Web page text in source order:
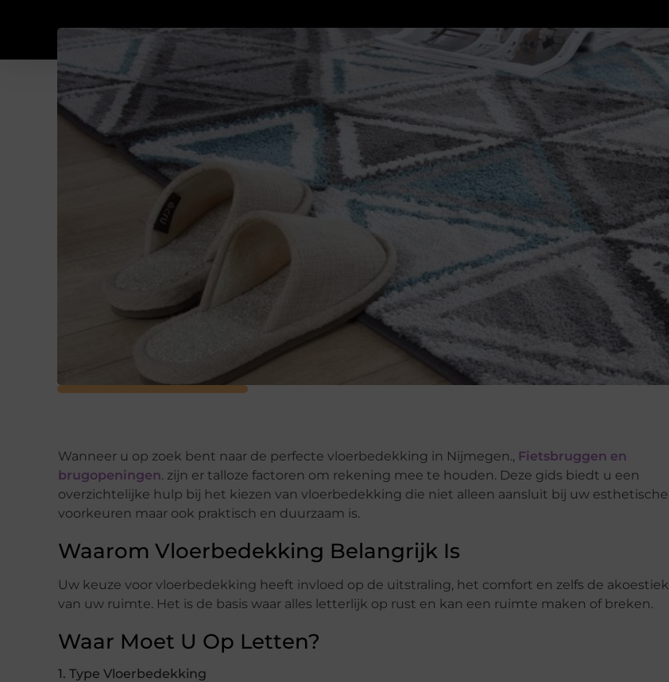
Wanneer u op zoek bent naar de perfecte vloerbedekking in Nijmegen., Fietsbruggen en
brugopeningen. zijn er talloze factoren om rekening mee te houden. Deze gids biedt u een
overzichtelijke hulp bij het kiezen van vloerbedekking die niet alleen aansluit bij uw esthetische
voorkeuren maar ook praktisch en duurzaam is.
Waarom Vloerbedekking Belangrijk Is
Uw keuze voor vloerbedekking heeft invloed op de uitstraling, het comfort en zelfs de akoestiek
van uw ruimte. Het is de basis waar alles letterlijk op rust en kan een ruimte maken of breken.
Waar Moet U Op Letten?
1. Type Vloerbedekking